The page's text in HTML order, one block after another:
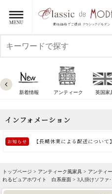
新着情報 アンティーク 英国家
トップページ > アンティーク風家具 > アンティ
れるピュアホワイト 白系座面 > 3人掛けソファ